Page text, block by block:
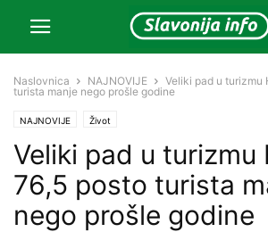
Naslovnica NAJNOVIJE
Veliki pad u turizmu
turista manje nego prošle godine
NAJNOVIJE Život
Veliki pad u turizmu
76,5 posto turista
nego prošle godine